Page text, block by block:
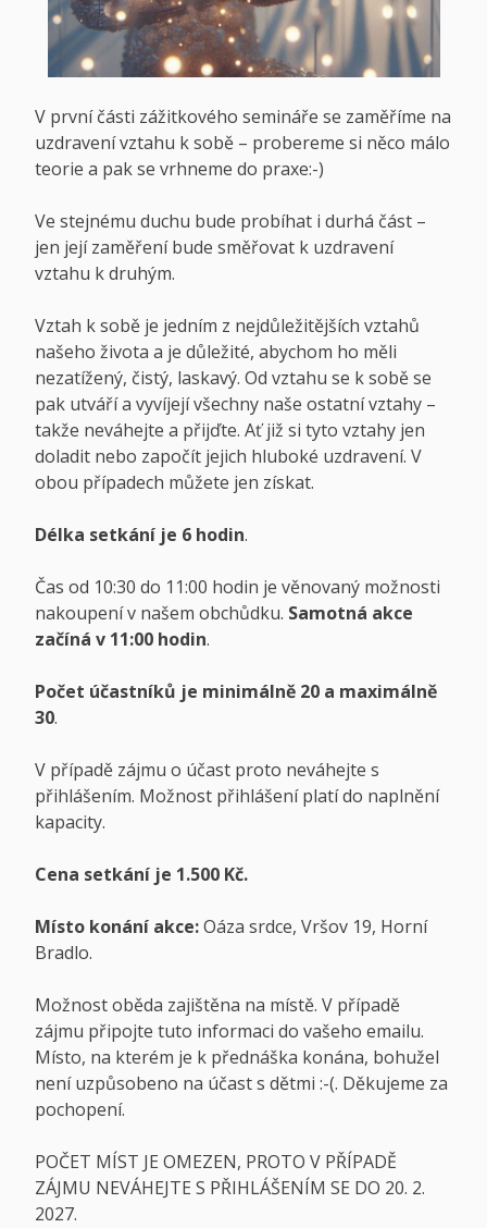
V první části zážitkového semináře se zaměříme na
uzdravení vztahu k sobě – probereme si něco málo
teorie a pak se vrhneme do praxe:-)
Ve stejnému duchu bude probíhat i durhá část –
jen její zaměření bude směřovat k uzdravení
vztahu k druhým.
Vztah k sobě je jedním z nejdůležitějších vztahů
našeho života a je důležité, abychom ho měli
nezatížený, čistý, laskavý. Od vztahu se k sobě se
pak utváří a vyvíjejí všechny naše ostatní vztahy –
takže neváhejte a přijďte. Ať již si tyto vztahy jen
doladit nebo započít jejich hluboké uzdravení. V
obou případech můžete jen získat.
Délka setkání je 6 hodin.
Čas od 10:30 do 11:00 hodin je věnovaný možnosti
nakoupení v našem obchůdku. Samotná akce
začíná v 11:00 hodin.
Počet účastníků je minimálně 20 a maximálně
30.
V případě zájmu o účast proto neváhejte s
přihlášením. Možnost přihlášení platí do naplnění
kapacity.
Cena setkání je 1.500 Kč.
Místo konání akce:Oáza srdce, Vršov 19, Horní
Bradlo.
Možnost oběda zajištěna na místě. V případě
zájmu připojte tuto informaci do vašeho emailu.
Místo, na kterém je k přednáška konána, bohužel
není uzpůsobeno na účast s dětmi :-(. Děkujeme za
pochopení.
POČET MÍST JE OMEZEN, PROTO V PŘÍPADĚ
ZÁJMU NEVÁHEJTE S PŘIHLÁŠENÍM SE DO 20. 2.
2027.